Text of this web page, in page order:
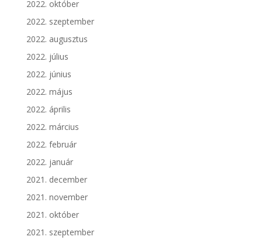
2022. október
2022. szeptember
2022. augusztus
2022. július
2022. június
2022. május
2022. április
2022. március
2022. február
2022. január
2021. december
2021. november
2021. október
2021. szeptember